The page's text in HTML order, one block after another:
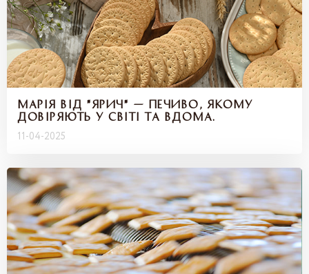
МАРІЯ ВІД "ЯРИЧ" — ПЕЧИВО, ЯКОМУ
ДОВІРЯЮТЬ У СВІТІ ТА ВДОМА.
11-04-2025